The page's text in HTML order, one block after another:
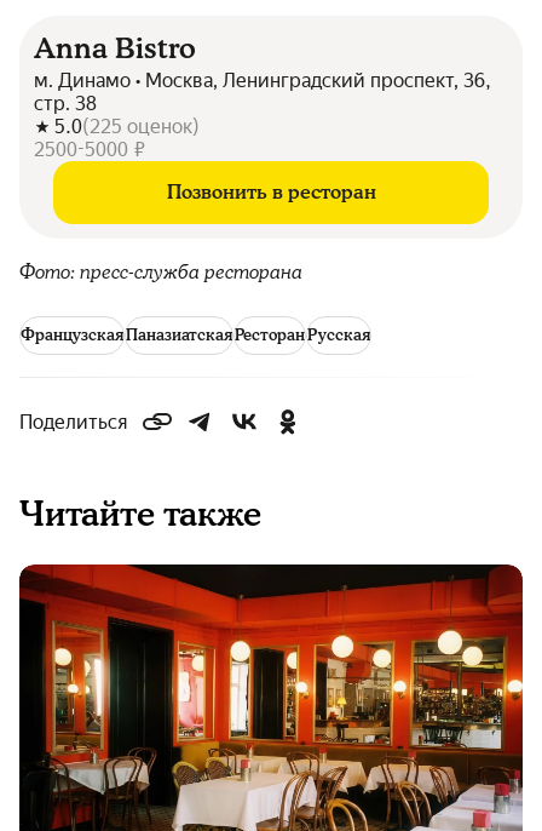
Anna Bistro
м. Динамо • Москва, Ленинградский проспект, 36,
стр. 38
5.0(225 оценок)
2500-5000 ₽
Позвонить в ресторан
Фото: пресс-служба ресторана
ФранцузскаяПаназиатскаяРесторанРусская
Поделиться
Читайте также